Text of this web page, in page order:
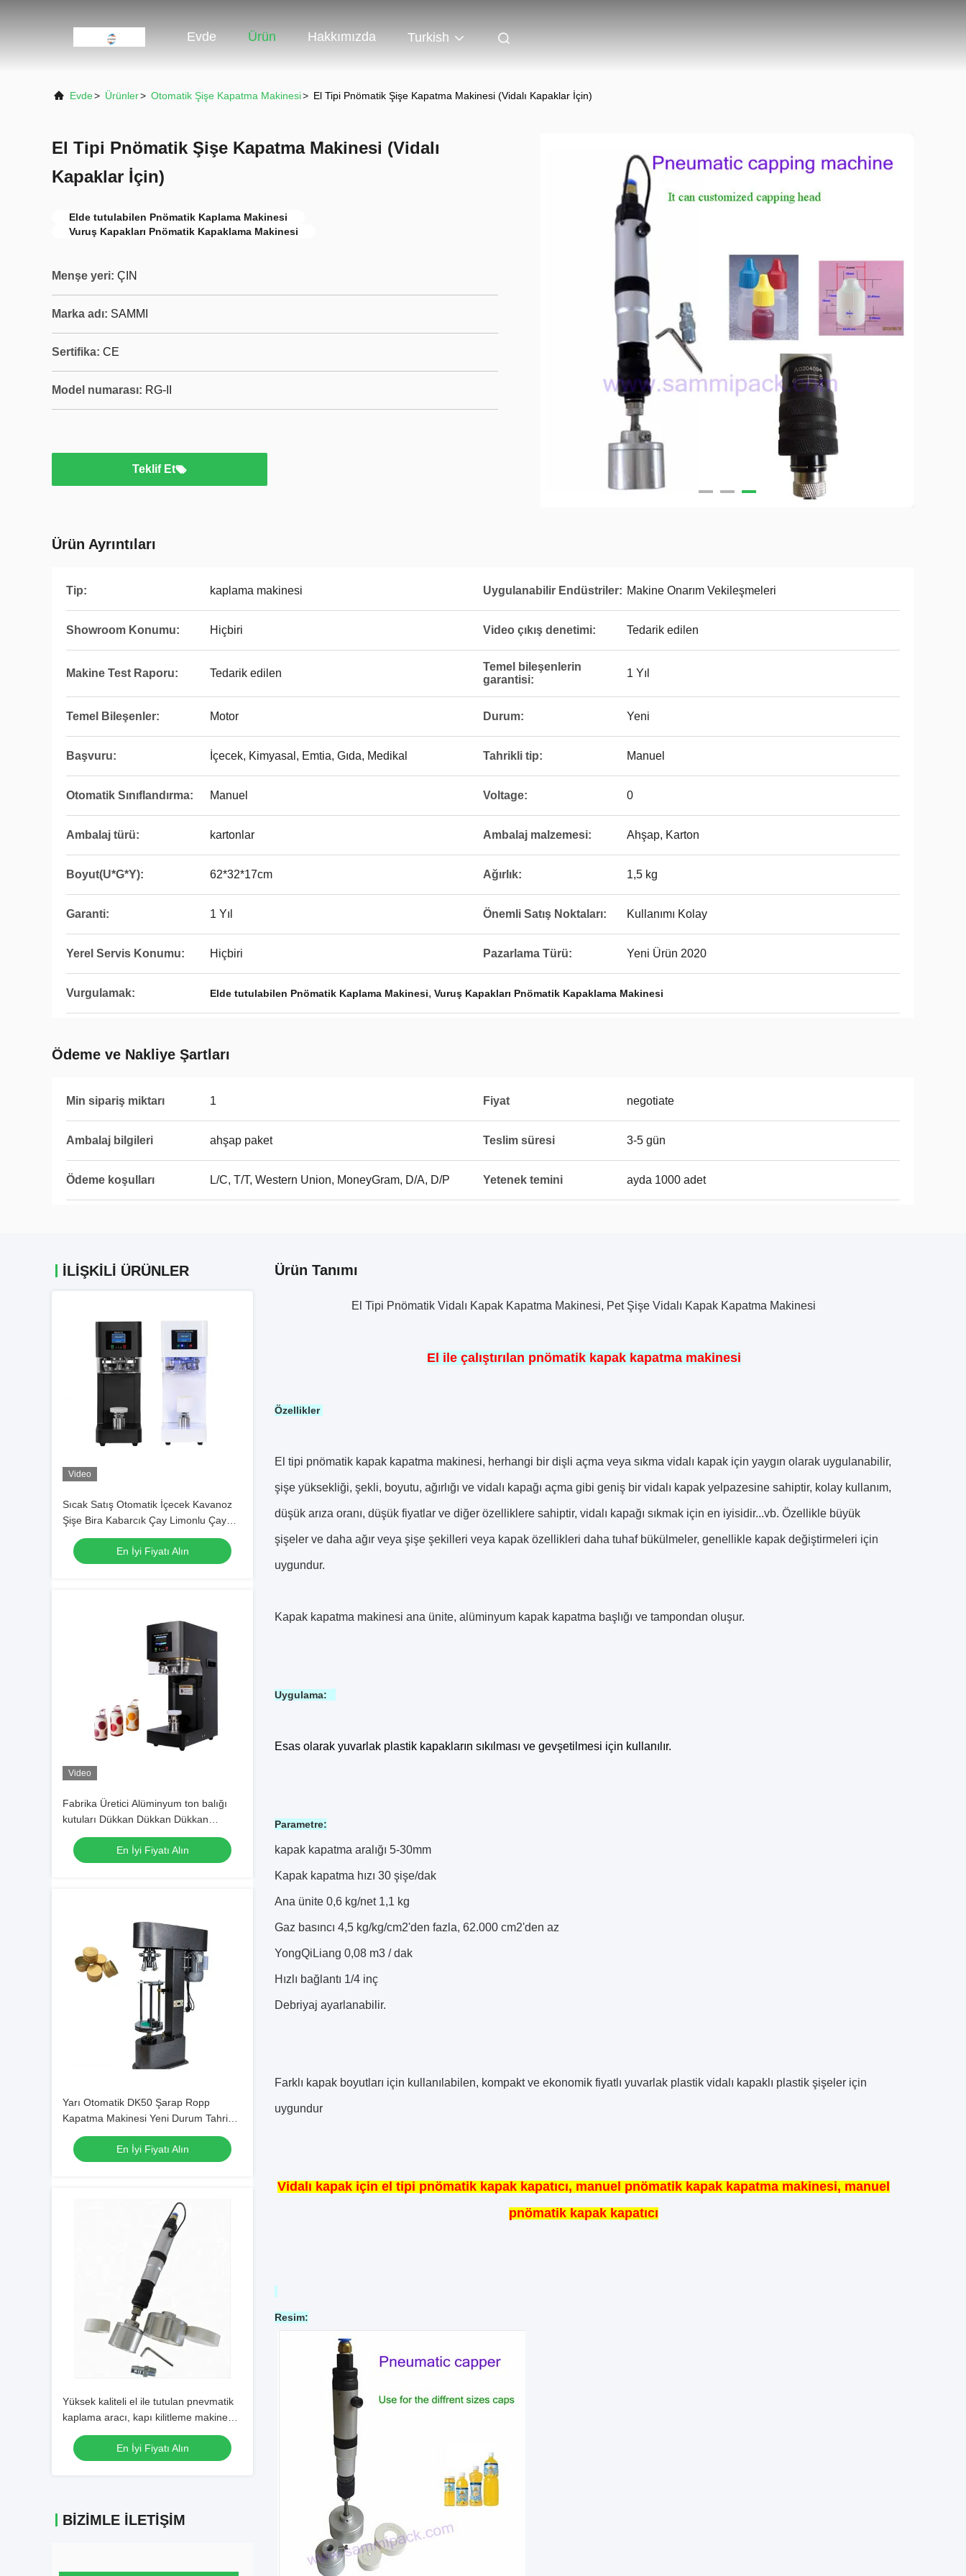
Evde Ürün Hakkımızda Turkish
Evde> Ürünler> Otomatik Şişe Kapatma Makinesi> El Tipi Pnömatik Şişe Kapatma Makinesi (Vidalı Kapaklar İçin)
El Tipi Pnömatik Şişe Kapatma Makinesi (Vidalı
Kapaklar İçin)
Elde tutulabilen Pnömatik Kaplama Makinesi
Vuruş Kapakları Pnömatik Kapaklama Makinesi
Menşe yeri: ÇIN
Marka adı: SAMMI
Sertifika: CE
Model numarası: RG-II
Teklif Et
Ürün Ayrıntıları
Tip: kaplama makinesi Uygulanabilir Endüstriler: Makine Onarım Vekileşmeleri
Showroom Konumu: Hiçbiri Video çıkış denetimi: Tedarik edilen
Makine Test Raporu: Tedarik edilen
Temel bileşenlerin
garantisi:
1 Yıl
Temel Bileşenler: Motor Durum: Yeni
Başvuru: İçecek, Kimyasal, Emtia, Gıda, Medikal Tahrikli tip: Manuel
Otomatik Sınıflandırma: Manuel Voltage: 0
Ambalaj türü: kartonlar Ambalaj malzemesi: Ahşap, Karton
Boyut(U*G*Y): 62*32*17cm Ağırlık: 1,5 kg
Garanti: 1 Yıl Önemli Satış Noktaları: Kullanımı Kolay
Yerel Servis Konumu: Hiçbiri Pazarlama Türü: Yeni Ürün 2020
Vurgulamak: Elde tutulabilen Pnömatik Kaplama Makinesi, Vuruş Kapakları Pnömatik Kapaklama Makinesi
Ödeme ve Nakliye Şartları
Min sipariş miktarı 1 Fiyat negotiate
Ambalaj bilgileri ahşap paket Teslim süresi 3-5 gün
Ödeme koşulları L/C, T/T, Western Union, MoneyGram, D/A, D/P Yetenek temini ayda 1000 adet
İLIŞKILI ÜRÜNLER
Video
Sıcak Satış Otomatik İçecek Kavanoz
Şişe Bira Kabarcık Çay Limonlu Çay
Akıllı Kutu Kapatıcı Plastik Soda Kutu
Kapatma MakinesiEn İyi Fiyatı Alın
Video
Fabrika Üretici Alüminyum ton balığı
kutuları Dükkan Dükkan Dükkan
Dükkan Dükkan Dükkan Dükkan
Dükkan Dükkan Dükkan Dükkan
Dükkan Dükkan Dükkan Dükkan
Dükkan Dükkan Dükkan Dükkan
Dükkan Dükkan Dükkan Dükkan
Dükkan Dükkan Dükkan Dükkan
Dükkan Dükkan Dükkan Dükkan
Dükkan Dükkan Dükkan Dükkan
Dükkan Dükkan Dükkan Dükkan
Dükkan Dükkan Dükkan Dükkan
Dükkan Dükkan Dükkan Dükkan
Dükkan Dükkan Dükkan Dükkan
Dükkan Dükkan
En İyi Fiyatı Alın
Yarı Otomatik DK50 Şarap Ropp
Kapatma Makinesi Yeni Durum Tahrik
Motoru Alüminyum Kapak Sıkma
Kapağı Şarap Şişeleri için
En İyi Fiyatı Alın
Yüksek kaliteli el ile tutulan pnevmatik
kaplama aracı, kapı kilitleme makinesi,
kapı sıkıcı
En İyi Fiyatı Alın
BIZIMLE İLETIŞIM
Ürün Tanımı
El Tipi Pnömatik Vidalı Kapak Kapatma Makinesi, Pet Şişe Vidalı Kapak Kapatma Makinesi
El ile çalıştırılan pnömatik kapak kapatma makinesi
Özellikler
El tipi pnömatik kapak kapatma makinesi, herhangi bir dişli açma veya sıkma vidalı kapak için yaygın olarak uygulanabilir,
şişe yüksekliği, şekli, boyutu, ağırlığı ve vidalı kapağı açma gibi geniş bir vidalı kapak yelpazesine sahiptir, kolay kullanım,
düşük arıza oranı, düşük fiyatlar ve diğer özelliklere sahiptir, vidalı kapağı sıkmak için en iyisidir...vb. Özellikle büyük
şişeler ve daha ağır veya şişe şekilleri veya kapak özellikleri daha tuhaf bükülmeler, genellikle kapak değiştirmeleri için
uygundur.
Kapak kapatma makinesi ana ünite, alüminyum kapak kapatma başlığı ve tampondan oluşur.
Uygulama:
Esas olarak yuvarlak plastik kapakların sıkılması ve gevşetilmesi için kullanılır.
Parametre:
kapak kapatma aralığı 5-30mm
Kapak kapatma hızı 30 şişe/dak
Ana ünite 0,6 kg/net 1,1 kg
Gaz basıncı 4,5 kg/kg/cm2'den fazla, 62.000 cm2'den az
YongQiLiang 0,08 m3 / dak
Hızlı bağlantı 1/4 inç
Debriyaj ayarlanabilir.
Farklı kapak boyutları için kullanılabilen, kompakt ve ekonomik fiyatlı yuvarlak plastik vidalı kapaklı plastik şişeler için
uygundur
Vidalı kapak için el tipi pnömatik kapak kapatıcı, manuel pnömatik kapak kapatma makinesi, manuel
pnömatik kapak kapatıcı
Resim: